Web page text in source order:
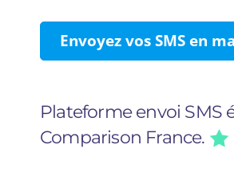
Envoyez vos SMS en
Plateforme envoi SMS
Comparison France.